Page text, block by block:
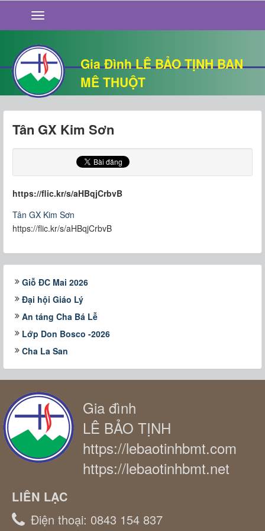
Gia Đình LÊ BẢO TỊNH BAN
MÊ THUỘT
GIỚI THIỆU
TIN TỨC
SỐNG ĐẠO
CHUYỆN NHÀ
QUÁN VĂN
THƯ GIÃN
Tân GX Kim Sơn
https://flic.kr/s/aHBqjCrbvB
Tân GX Kim Sơn
https://flic.kr/s/aHBqjCrbvB
Giỗ ĐC Mai 2026
Đại hội Giáo Lý
An táng Cha Bá Lễ
Lớp Don Bosco -2026
Cha La San
Gia đình
LÊ BẢO TỊNH
https://lebaotinhbmt.com
https://lebaotinhbmt.net
LIÊN LẠC
Điện thoại: 0843 154 837